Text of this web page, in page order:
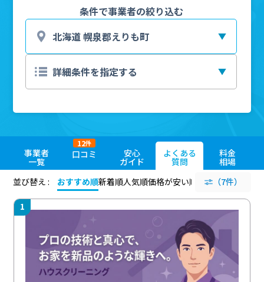
条件で事業者の絞り込む
事業者
一覧
口コミ
12件
安心
ガイド
よくある
質問
料金
相場
並び替え :
おすすめ順新着順人気順価格が安い順 評価が高い順
（7件）
1